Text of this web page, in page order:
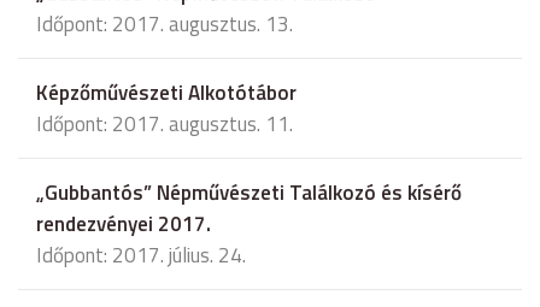
Időpont: 2017. augusztus. 13.
Képzőművészeti Alkotótábor
Időpont: 2017. augusztus. 11.
„Gubbantós” Népművészeti Találkozó és kísérő
rendezvényei 2017.
Időpont: 2017. július. 24.